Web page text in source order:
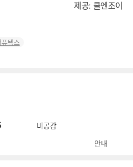
제공: 쿨엔조이
퓨텍스
비공감
안내